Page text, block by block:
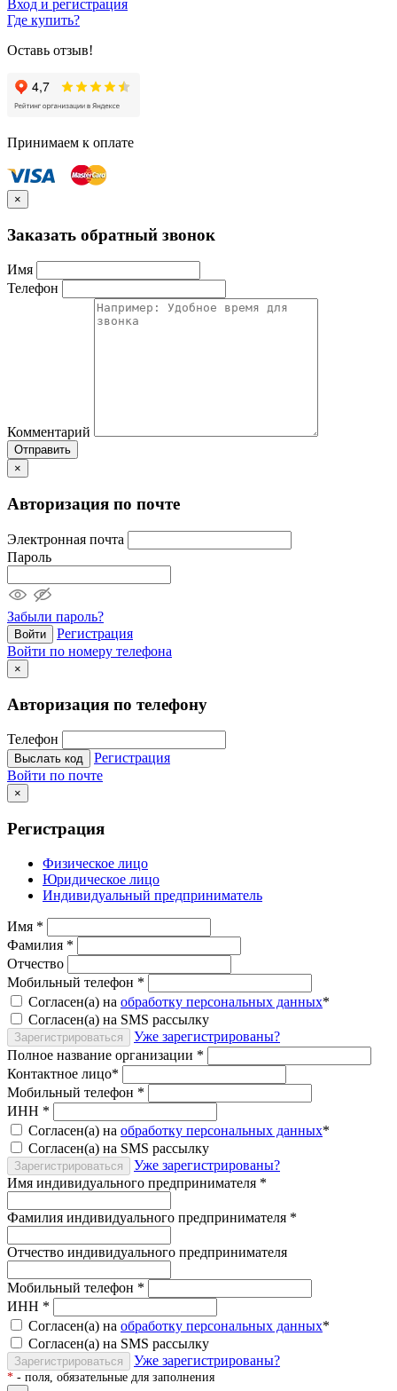
Вход и регистрация
Где купить?
Оставь отзыв!
Принимаем к оплате
×
Заказать обратный звонок
Имя
Телефон
Комментарий
Отправить
×
Авторизация по почте
Электронная почта
Пароль
Забыли пароль?
Войти
Регистрация
Войти по номеру телефона
×
Авторизация по телефону
Телефон
Выслать код
Регистрация
Войти по почте
×
Регистрация
Физическое лицо
Юридическое лицо
Индивидуальный предприниматель
Имя *
Фамилия *
Отчество
Мобильный телефон *
Согласен(а) на обработку персональных данных*
Согласен(а) на SMS рассылку
Зарегистрироваться
Уже зарегистрированы?
Полное название организации *
Контактное лицо*
Мобильный телефон *
ИНН *
Согласен(а) на обработку персональных данных*
Согласен(а) на SMS рассылку
Зарегистрироваться
Уже зарегистрированы?
Имя индивидуального предпринимателя *
Фамилия индивидуального предпринимателя *
Отчество индивидуального предпринимателя
Мобильный телефон *
ИНН *
Согласен(а) на обработку персональных данных*
Согласен(а) на SMS рассылку
Зарегистрироваться Уже зарегистрированы?
* - поля, обязательные для заполнения